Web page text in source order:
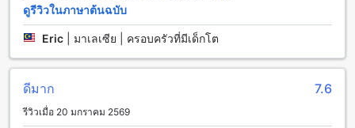
ทรายทอง รีสอร์ท มีตัวเลือกห้องพักที่หลากหลายเพื่อตอบสนอง
ความต้องการของแขกทุกท่าน ตั้งแต่บังกะโลวิวสวนขนาด 27
ตารางเมตร พร้อมเตียงคิงไซส์ ไปจนถึงห้องสวีทขนาด 44 ตาราง
เมตร ที่มาพร้อมเตียงคิงไซส์สองเตียง เพื่อความสะดวกสบายสูงสุด
ในทุกการพักผ่อน ไม่ว่าจะเป็นห้องบังกะโลหรือห้องดีลักซ์แบบสาม
คนก็มีให้เลือกอย่างครบถ้วน สำหรับผู้ที่มองหาความหรูหราและ
ความเป็นส่วนตัว ห้องซูทขนาด 36 ตารางเมตร ก็เป็นตัวเลือกที่
ยอดเยี่ยมสำหรับการพักผ่อนอย่างเต็มที่
ดูรีวิวในภาษาต้นฉบับ
Eric มาเลเซีย | ครอบครัวที่มีเด็กโต
ดีมาก 7.6
รีวิวเมื่อ 20 มกราคม 2569